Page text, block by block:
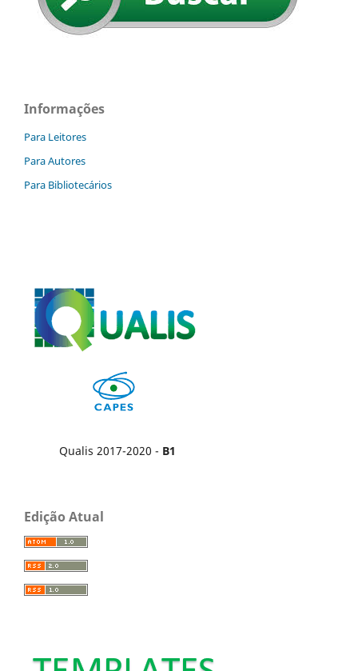
Informações
Para Leitores
Para Autores
Para Bibliotecários
Qualis 2017-2020 - B1
Edição Atual